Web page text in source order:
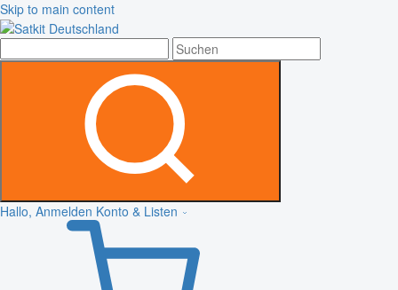
Skip to main content
Hallo, Anmelden Konto & Listen